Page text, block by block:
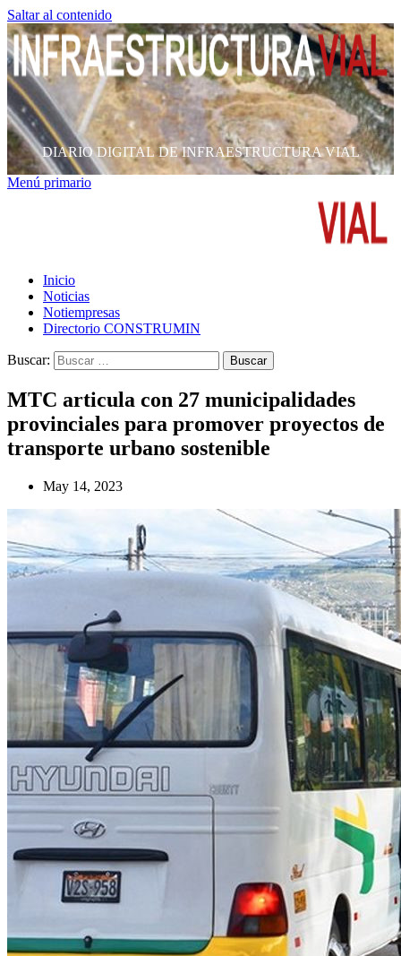
Saltar al contenido
DIARIO DIGITAL DE INFRAESTRUCTURA VIAL
Menú primario
Inicio
Noticias
Notiempresas
Directorio CONSTRUMIN
Buscar:
MTC articula con 27 municipalidades
provinciales para promover proyectos de
transporte urbano sostenible
May 14, 2023